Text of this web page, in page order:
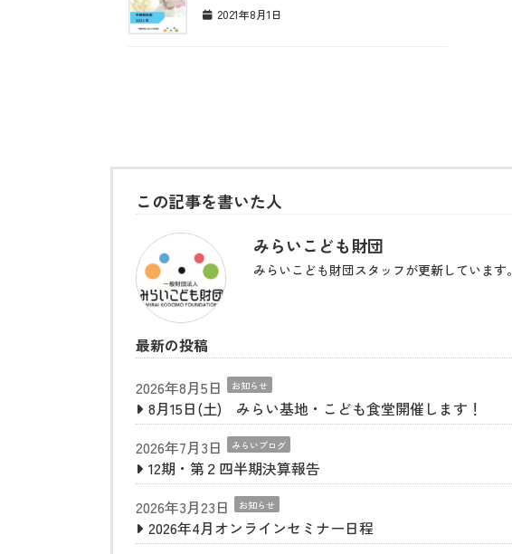
2021年8月1日
この記事を書いた人
みらいこども財団
みらいこども財団スタッフが更新しています。
最新の投稿
2026年8月5日
お知らせ
8月15日(土) みらい基地・こども食堂開催します！
2026年7月3日
みらいブログ
12期・第２四半期決算報告
2026年3月23日
お知らせ
2026年4月オンラインセミナー日程